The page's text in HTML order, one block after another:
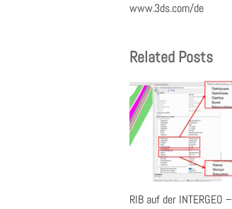
www.3ds.com/de
Related Posts
RIB auf der INTERGEO –